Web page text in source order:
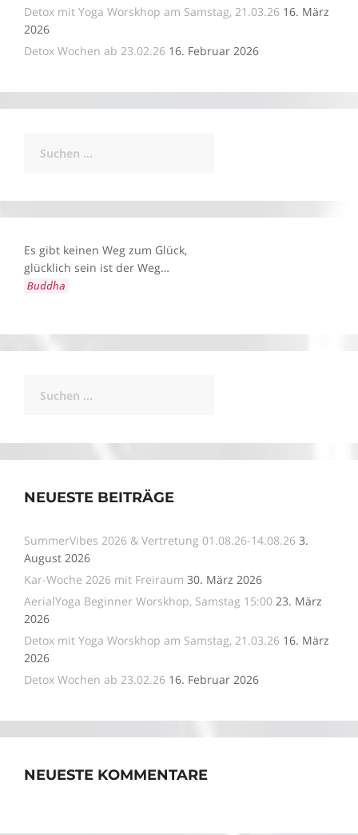
Detox mit Yoga Worskhop am Samstag, 21.03.26 16. März
2026
Detox Wochen ab 23.02.26 16. Februar 2026
nach:
Es gibt keinen Weg zum Glück,
glücklich sein ist der Weg…
Buddha
nach:
NEUESTE BEITRÄGE
SummerVibes 2026 & Vertretung 01.08.26-14.08.26 3.
August 2026
Kar-Woche 2026 mit Freiraum 30. März 2026
AerialYoga Beginner Worskhop, Samstag 15:00 23. März
2026
Detox mit Yoga Worskhop am Samstag, 21.03.26 16. März
2026
Detox Wochen ab 23.02.26 16. Februar 2026
NEUESTE KOMMENTARE